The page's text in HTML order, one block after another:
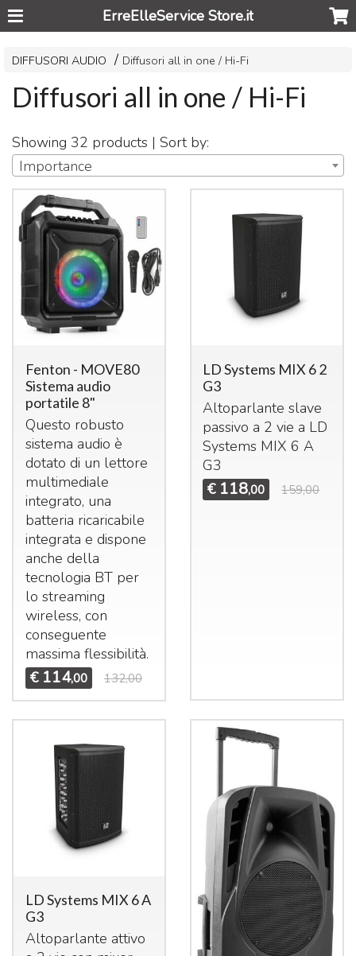
ErreElleService Store.it
DIFFUSORI AUDIO Diffusori all in one / Hi-Fi
Diffusori all in one / Hi-Fi
Showing 32 products | Sort by:
Importance
Fenton - MOVE80
Sistema audio
portatile 8"
Questo robusto
sistema audio è
dotato di un lettore
multimediale
integrato, una
batteria ricaricabile
integrata e dispone
anche della
tecnologia BT per
lo streaming
wireless, con
conseguente
massima flessibilità.
€ 114,00 132,00
LD Systems MIX 6 2
G3
Altoparlante slave
passivo a 2 vie a LD
Systems MIX 6 A
G3
€ 118,00 159,00
LD Systems MIX 6 A
G3
Altoparlante attivo